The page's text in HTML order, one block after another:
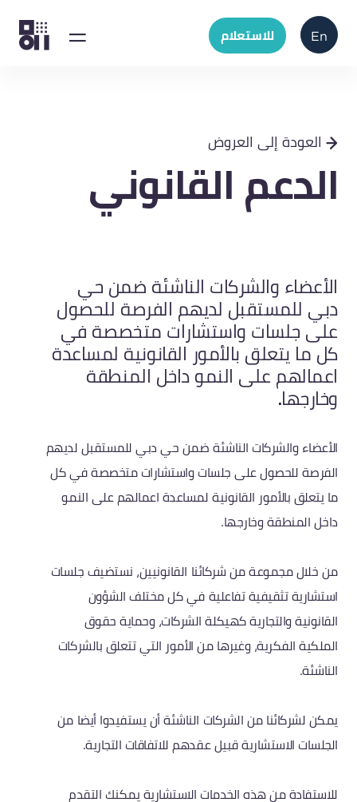
للاستعلام En
العودة إلى العروض
الدعم القانوني
الأعضاء والشركات الناشئة ضمن حي
دبي للمستقبل لديهم الفرصة للحصول
على جلسات واستشارات متخصصة في
كل ما يتعلق بالأمور القانونية لمساعدة
اعمالهم على النمو داخل المنطقة
وخارجها.
الأعضاء والشركات الناشئة ضمن حي دبي للمستقبل لديهم
الفرصة للحصول على جلسات واستشارات متخصصة في كل
ما يتعلق بالأمور القانونية لمساعدة اعمالهم على النمو
داخل المنطقة وخارجها.
من خلال مجموعة من شركائنا القانونيين، نستضيف جلسات
استشارية تثقيفية تفاعلية في كل مختلف الشؤون
القانونية والتجارية كهيكلة الشركات، وحماية حقوق
الملكية الفكرية، وغيرها من الأمور التي تتعلق بالشركات
الناشئة.
يمكن لشركائنا من الشركات الناشئة أن يستفيدوا أيضا من
الجلسات الاستشارية قبيل عقدهم للاتفاقات التجارية.
للاستفادة من هذه الخدمات الاستشارية يمكنك التقدم